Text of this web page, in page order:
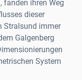
fanden ihren Weg
dieser
Stralsund immer
Galgenberg
System